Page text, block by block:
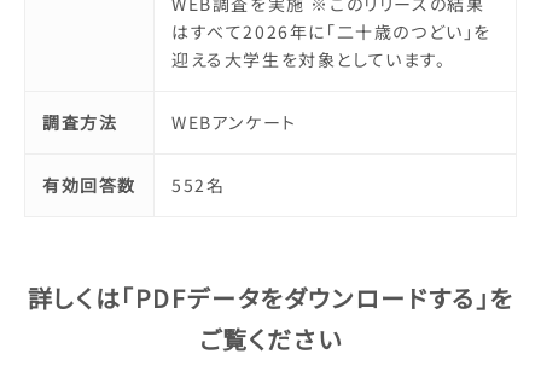
はすべて2026年に「二十歳のつどい」を
迎える大学生を対象としています。
調査方法 WEBアンケート
有効回答数 552名
詳しくは「PDFデータをダウンロードする」を
ご覧ください